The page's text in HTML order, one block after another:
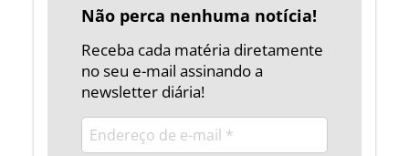
Não perca nenhuma notícia!
Receba cada matéria diretamente
no seu e-mail assinando a
newsletter diária!